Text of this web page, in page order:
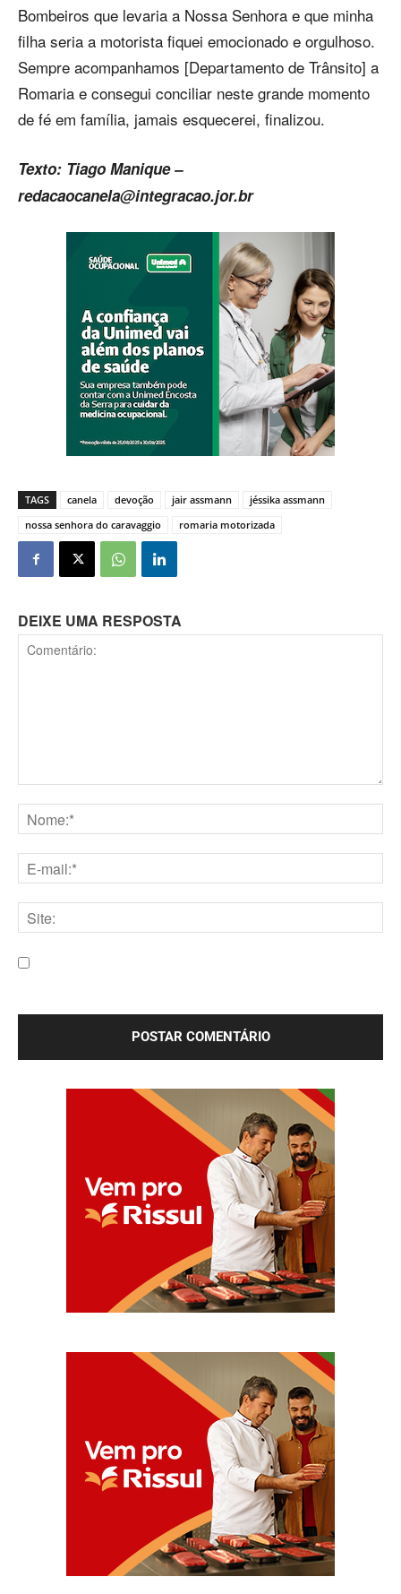
Bombeiros que levaria a Nossa Senhora e que minha
filha seria a motorista fiquei emocionado e orgulhoso.
Sempre acompanhamos [Departamento de Trânsito] a
Romaria e consegui conciliar neste grande momento
de fé em família, jamais esquecerei, finalizou.
Texto: Tiago Manique –
redacaocanela@integracao.jor.br
TAGS canela devoção jair assmann
jéssika assmann
nossa senhora do caravaggio
romaria motorizada
DEIXE UMA RESPOSTA
mail:*